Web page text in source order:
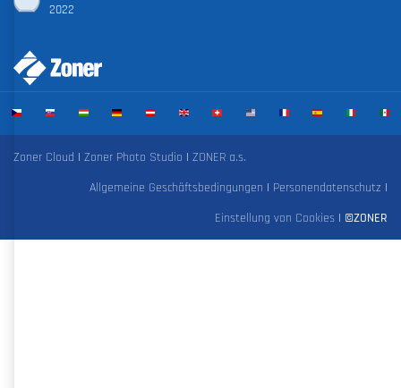
2022
Zoner Cloud | Zoner Photo Studio | ZONER a.s.
Allgemeine Geschäftsbedingungen | Personendatenschutz |
Einstellung von Cookies | ©ZONER